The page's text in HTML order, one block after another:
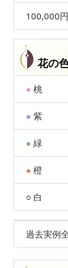
100,000
花の
● 桃
● 紫
● 緑
● 橙
○ 白
過去実例